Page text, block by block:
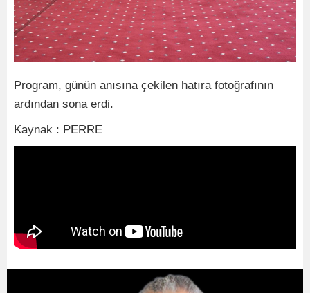
Program, günün anısına çekilen hatıra fotoğrafının
ardından sona erdi.
Kaynak : PERRE